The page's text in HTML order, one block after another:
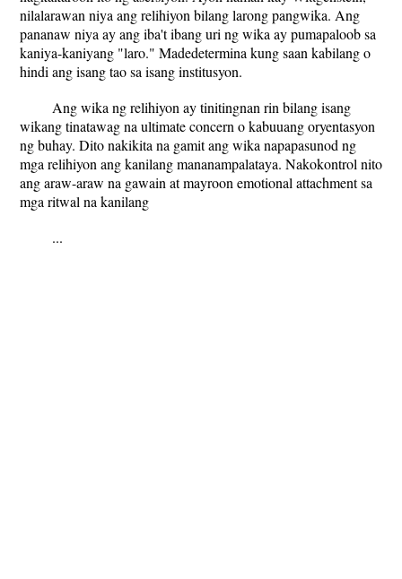
nilalarawan niya ang relihiyon bilang larong pangwika. Ang
pananaw niya ay ang iba't ibang uri ng wika ay pumapaloob sa
kaniya-kaniyang "laro." Madedetermina kung saan kabilang o
hindi ang isang tao sa isang institusyon.
Ang wika ng relihiyon ay tinitingnan rin bilang isang
wikang tinatawag na ultimate concern o kabuuang oryentasyon
ng buhay. Dito nakikita na gamit ang wika napapasunod ng
mga relihiyon ang kanilang mananampalataya. Nakokontrol nito
ang araw-araw na gawain at mayroon emotional attachment sa
mga ritwal na kanilang
...